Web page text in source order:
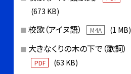
(673 KB)
校歌（アイヌ語） M4A (1 MB)
大きなくりの木の下で（歌詞）
PDF (63 KB)